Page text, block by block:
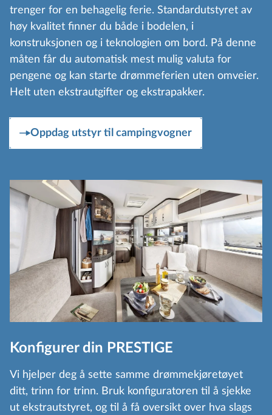
trenger for en behagelig ferie. Standardutstyret av
høy kvalitet finner du både i bodelen, i
konstruksjonen og i teknologien om bord. På denne
måten får du automatisk mest mulig valuta for
pengene og kan starte drømmeferien uten omveier.
Helt uten ekstrautgifter og ekstrapakker.
Oppdag utstyr til campingvogner
Konfigurer din PRESTIGE
Vi hjelper deg å sette samme drømmekjøretøyet
ditt, trinn for trinn. Bruk konfiguratoren til å sjekke
ut ekstrautstyret, og til å få oversikt over hva slags